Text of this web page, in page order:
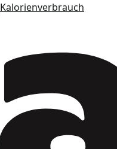
Kalorienverbrauch